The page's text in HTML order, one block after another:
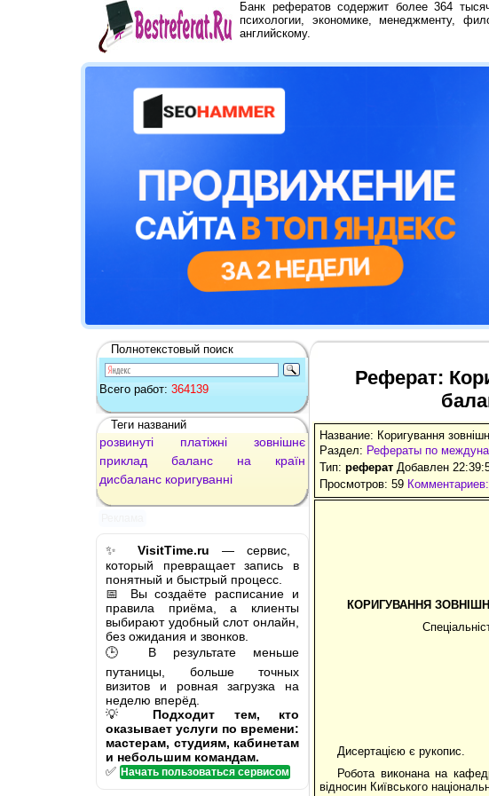
Банк рефератов содержит более 364
психологии, экономике, менеджменту,
английскому.
Полнотекстовый поиск
Всего работ: 364139
Теги названий
розвинуті платіжні
зовнішнє
приклад
баланс на
країн
дисбаланс коригуванні
✨ VisitTime.ru — сервис,
который превращает запись в
понятный и быстрый процесс.
📅 Вы создаёте расписание и
правила приёма, а клиенты
выбирают удобный слот онлайн,
без ожидания и звонков.
🕒 В результате меньше
путаницы, больше точных
визитов и ровная загрузка на
неделю вперёд.
💡 Подходит тем, кто
оказывает услуги по времени:
мастерам, студиям, кабинетам
и небольшим командам.
✅ Начать пользоваться сервисом
Реферат:
Название: Коригування
Раздел: Рефераты по
Тип: реферат Добавлен
Просмотров: 59
КОРИГУВАННЯ
Дисертацією є рукопис.
Робота виконана на
відносин Київського